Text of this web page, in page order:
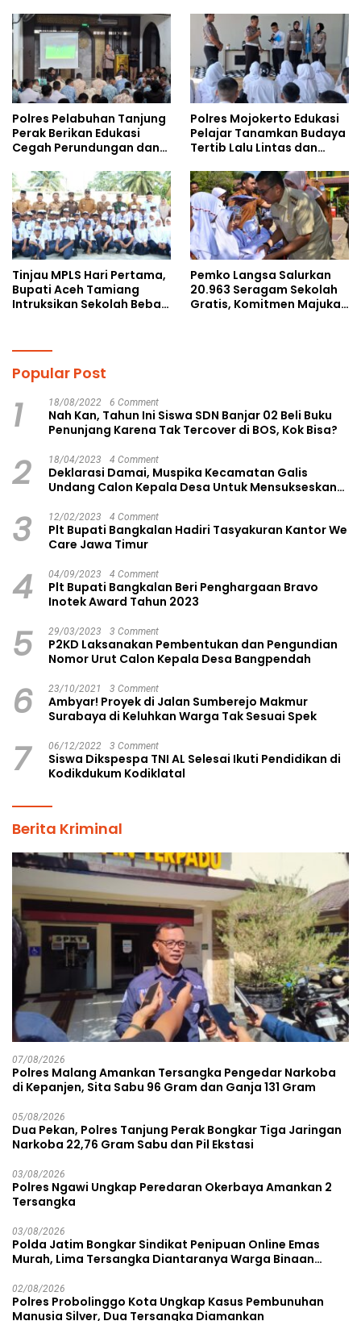
Kalangan Remaja
Doktoral Internasional
Polres Pelabuhan Tanjung
Perak Berikan Edukasi
Cegah Perundungan dan
kepada Pelajar MPLS
Polres Mojokerto Edukasi
Pelajar Tanamkan Budaya
Tertib Lalu Lintas dan
Tinjau MPLS Hari Pertama,
Bupati Aceh Tamiang
Intruksikan Sekolah Bebas
Pemko Langsa Salurkan
20.963 Seragam Sekolah
Gratis, Komitmen Majukan
Popular Post
1 18/08/2022 6 Comment
Nah Kan, Tahun Ini Siswa SDN Banjar 02 Beli Buku
Penunjang Karena Tak Tercover di BOS, Kok Bisa?
2 18/04/2023 4 Comment
Deklarasi Damai, Muspika Kecamatan Galis
Undang Calon Kepala Desa Untuk Mensukseskan
3 12/02/2023 4 Comment
Plt Bupati Bangkalan Hadiri Tasyakuran Kantor We
Care Jawa Timur
4 04/09/2023 4 Comment
Plt Bupati Bangkalan Beri Penghargaan Bravo
Inotek Award Tahun 2023
5 29/03/2023 3 Comment
P2KD Laksanakan Pembentukan dan Pengundian
Nomor Urut Calon Kepala Desa Bangpendah
6 23/10/2021 3 Comment
Ambyar! Proyek di Jalan Sumberejo Makmur
Surabaya di Keluhkan Warga Tak Sesuai Spek
7 06/12/2022 3 Comment
Siswa Dikspespa TNI AL Selesai Ikuti Pendidikan di
Kodikdukum Kodiklatal
Berita Kriminal
07/08/2026
Polres Malang Amankan Tersangka Pengedar Narkoba
di Kepanjen, Sita Sabu 96 Gram dan Ganja 131 Gram
05/08/2026
Dua Pekan, Polres Tanjung Perak Bongkar Tiga Jaringan
Narkoba 22,76 Gram Sabu dan Pil Ekstasi
03/08/2026
Polres Ngawi Ungkap Peredaran Okerbaya Amankan 2
Tersangka
03/08/2026
Polda Jatim Bongkar Sindikat Penipuan Online Emas
Murah, Lima Tersangka Diantaranya Warga Binaan
02/08/2026
Polres Probolinggo Kota Ungkap Kasus Pembunuhan
Manusia Silver, Dua Tersangka Diamankan